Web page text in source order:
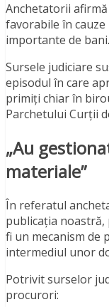
Anchetatorii
favorabile în
importante de bani.
Sursele judiciare
episodul în care
primiți chiar în
Parchetului Curții
„Au
materiale”
În referatul
publicația noastră,
fi un mecanism de
intermediul unor
Potrivit surselor
procurori: